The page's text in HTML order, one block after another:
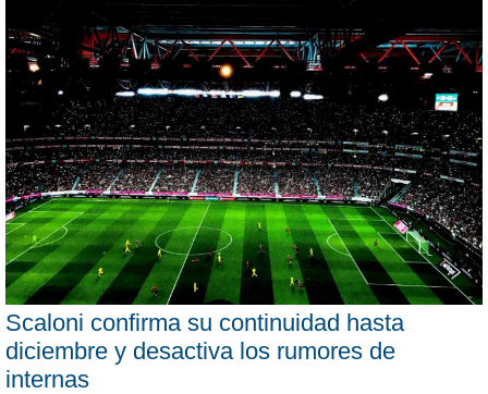
Scaloni confirma su continuidad hasta
diciembre y desactiva los rumores de
internas